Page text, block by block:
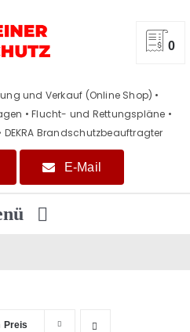
und Verkauf (Online Shop) •
• Flucht- und Rettungspläne •
Brandschutzbeauftragter
E-Mail
0
Preis